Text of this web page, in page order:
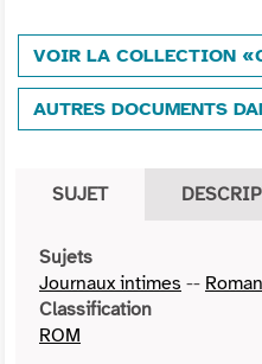
VOIR LA COLLECTION
AUTRES DOCUMENTS
SUJET
Sujets
Journaux intimes --
Classification
ROM